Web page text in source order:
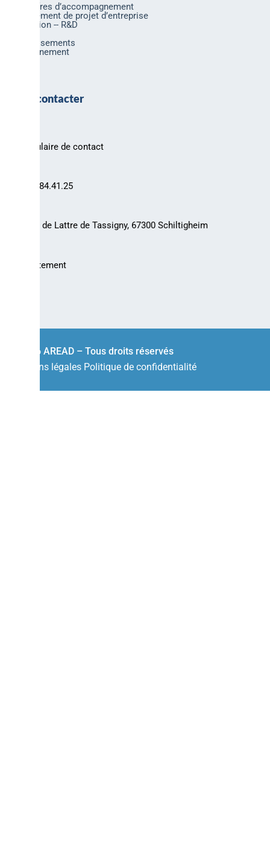
Nos offres d’accompagnement
Financement de projet d’entreprise
Innovation -- R&D
Investissements
Environnement
Nous contacter
Formulaire de contact
03.88.84.41.25
30 rue de Lattre de Tassigny, 67300 Schiltigheim
Recrutement
© 2026 AREAD – Tous droits réservés
Mentions légales Politique de confidentialité